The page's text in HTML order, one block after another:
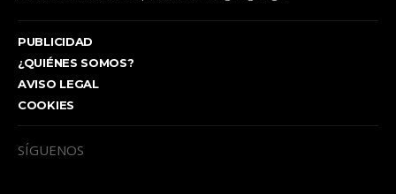
PUBLICIDAD
¿QUIÉNES SOMOS?
AVISO LEGAL
COOKIES
SÍGUENOS